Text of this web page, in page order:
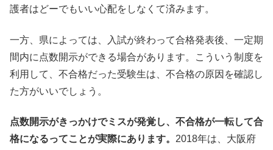
護者はどーでもいい心配をしなくて済みます。
一方、県によっては、入試が終わって合格発表後、一定期
間内に点数開示ができる場合があります。こういう制度を
利用して、不合格だった受験生は、不合格の原因を確認し
た方がいいでしょう。
点数開示がきっかけでミスが発覚し、不合格が一転して合
格になるってことが実際にあります。 2018年は、大阪府